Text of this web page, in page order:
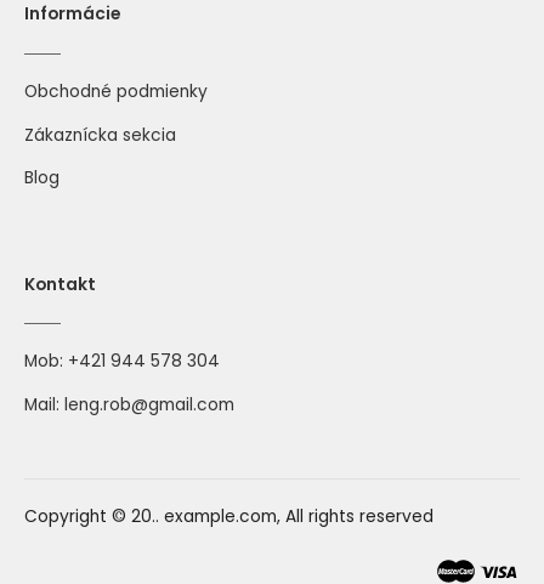
Informácie
Obchodné podmienky
Zákaznícka sekcia
Blog
Kontakt
Mob: +421 944 578 304
Mail: leng.rob@gmail.com
Copyright © 20.. example.com, All rights reserved